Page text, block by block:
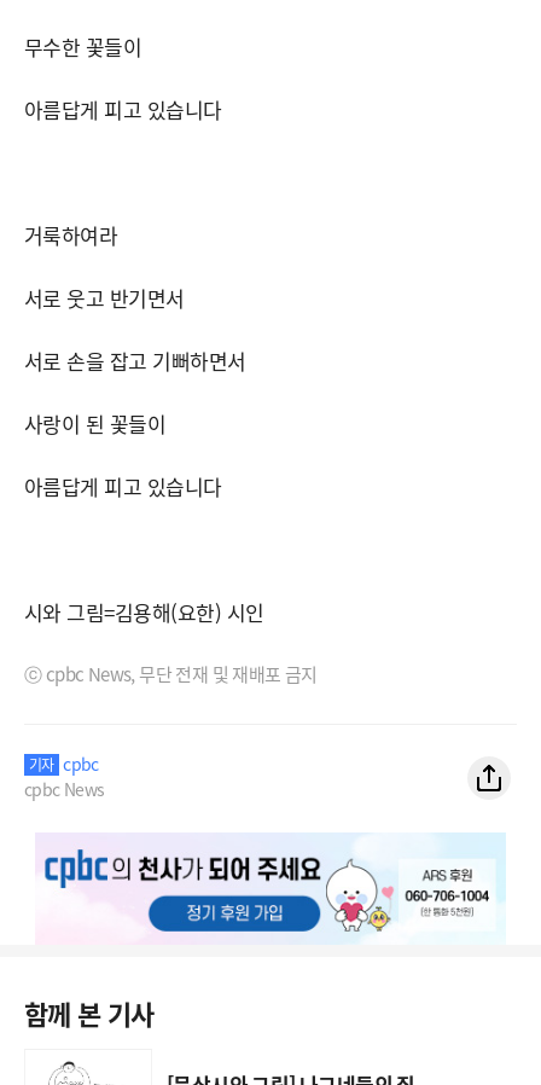
무수한 꽃들이
아름답게 피고 있습니다
거룩하여라
서로 웃고 반기면서
서로 손을 잡고 기뻐하면서
사랑이 된 꽃들이
아름답게 피고 있습니다
시와 그림=김용해(요한) 시인
ⓒ cpbc News, 무단 전재 및 재배포 금지
기자 cpbc
cpbc News
함께 본 기사